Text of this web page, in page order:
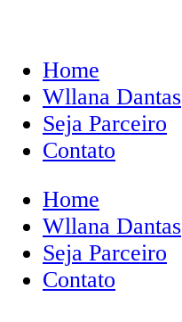
Home
Wllana Dantas
Seja Parceiro
Contato
Home
Wllana Dantas
Seja Parceiro
Contato